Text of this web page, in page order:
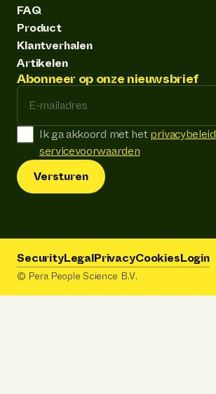
FAQ
Product
Klantverhalen
Artikelen
Abonneer op onze nieuwsbrief
E-mailadres
Ik ga akkoord met hetprivacybeleid
servicevoorwaarden
Versturen
SecurityLegalPrivacyCookiesLogin
© Pera People Science B.V.